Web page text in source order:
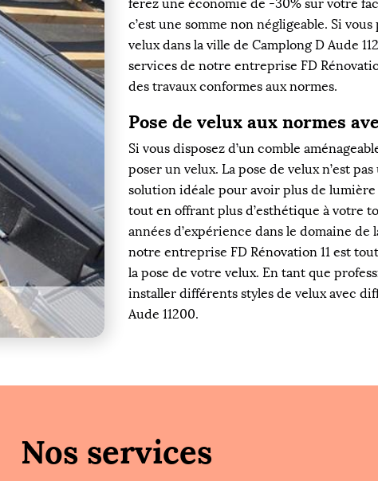
ferez une économie de -30% sur votre
c’est une somme non négligeable. Si
velux dans la ville de Camplong D Aude
services de notre entreprise FD
des travaux conformes aux normes.
Pose de velux aux normes
Si vous disposez d’un comble
poser un velux. La pose de velux n’est
solution idéale pour avoir plus de
tout en offrant plus d’esthétique à votre
années d’expérience dans le domaine
notre entreprise FD Rénovation 11 est
la pose de votre velux. En tant que
installer différents styles de velux avec
Aude 11200.
Nos services